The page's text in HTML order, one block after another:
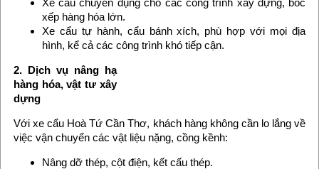
Xe cẩu chuyên dụng cho các công trình xây dựng, bốc
xếp hàng hóa lớn.
Xe cẩu tự hành, cẩu bánh xích, phù hợp với mọi địa
hình, kể cả các công trình khó tiếp cận.
2. Dịch vụ nâng hạ
hàng hóa, vật tư xây
dựng
Với xe cẩu Hoà Tứ Cần Thơ, khách hàng không cần lo lắng về
việc vận chuyển các vật liệu nặng, cồng kềnh:
Nâng dỡ thép, cột điện, kết cấu thép.